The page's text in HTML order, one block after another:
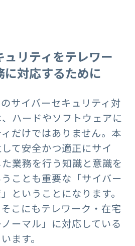
リティをテレワー
に対応するために
サイバーセキュリティ対
ハードやソフトウェアに
だけではありません。本
て安全かつ適正にサイ
業務を行う知識と意識を
ことも重要な「サイバー
ということになります。
こにもテレワーク・在宅
ーマル」に対応している
ます。